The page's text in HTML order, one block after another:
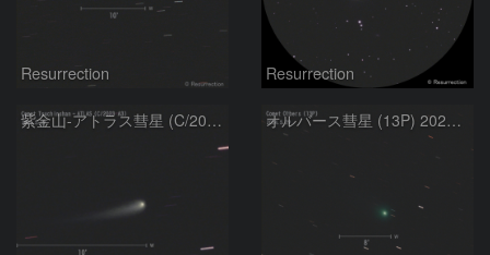
Resurrection Resurrection
紫金山-アトラス彗星 (C/2023 A3) 2024.5.29 オルバース彗星 (13P) 2024.5.29